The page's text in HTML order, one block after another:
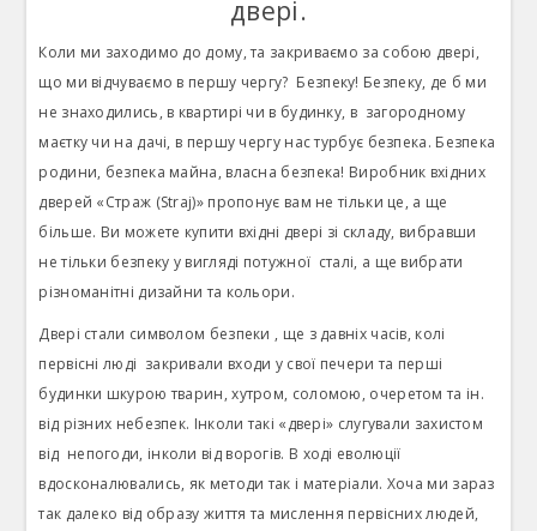
двері.
Коли ми заходимо до дому, та закриваємо за собою двері,
що ми відчуваємо в першу чергу? Безпеку! Безпеку, де б ми
не знаходились, в квартирі чи в будинку, в загородному
маєтку чи на дачі, в першу чергу нас турбує безпека. Безпека
родини, безпека майна, власна безпека! Виробник вхідних
дверей «Страж (Straj)» пропонує вам не тільки це, а ще
більше. Ви можете купити вхідні двері зі складу, вибравши
не тільки безпеку у вигляді потужної сталі, а ще вибрати
різноманітні дизайни та кольори.
Двері стали символом безпеки , ще з давніх часів, колі
первісні люді закривали входи у свої печери та перші
будинки шкурою тварин, хутром, соломою, очеретом та ін.
від різних небезпек. Інколи такі «двері» слугували захистом
від непогоди, інколи від ворогів. В ході еволюції
вдосконалювались, як методи так і матеріали. Хоча ми зараз
так далеко від образу життя та мислення первісних людей,